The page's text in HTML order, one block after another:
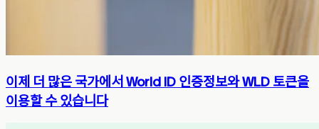
이제 더 많은 국가에서 World ID 인증정보와 WLD 토큰을
이용할 수 있습니다